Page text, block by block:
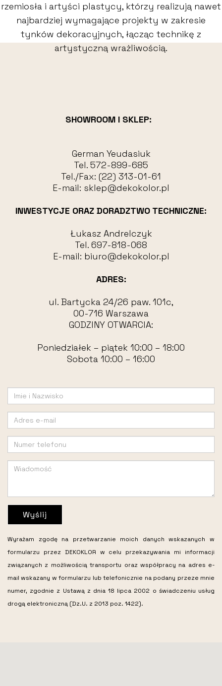
rzemiosła i artyści plastycy, którzy realizują nawet
najbardziej wymagające projekty w zakresie
tynków dekoracyjnych, łącząc technikę z
artystyczną wrażliwością.
SHOWROOM I SKLEP:
German Yeudasiuk
Tel. 572-899-685
Tel./Fax: (22) 313-01-61
E-mail: sklep@dekokolor.pl
INWESTYCJE ORAZ DORADZTWO TECHNICZNE:
Łukasz Andrelczyk
Tel. 697-818-068
E-mail: biuro@dekokolor.pl
ADRES:
ul. Bartycka 24/26 paw. 101c,
00-716 Warszawa
GODZINY OTWARCIA:
Poniedziałek – piątek 10:00 – 18:00
Sobota 10:00 – 16:00
Wyślij
Wyrażam zgodę na przetwarzanie moich danych wskazanych w
formularzu przez DEKOKLOR w celu przekazywania mi informacji
związanych z możliwością transportu oraz współpracy na adres e-
mail wskazany w formularzu lub telefonicznie na podany przeze mnie
numer, zgodnie z Ustawą z dnia 18 lipca 2002 o świadczeniu usług
drogą elektroniczną (Dz.U. z 2013 poz. 1422).